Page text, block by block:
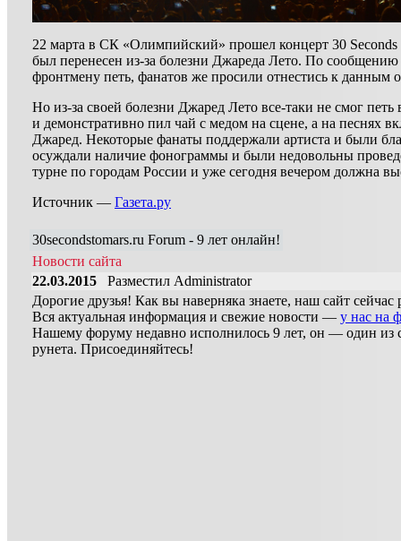
22 марта в СК «Олимпийский» прошел концерт 30
был перенесен из-за болезни Джареда Лето. По
фронтмену петь, фанатов же просили отнестись к данным
Но из-за своей болезни Джаред Лето все-таки не смог
и демонстративно пил чай с медом на сцене, а на песнях
Джаред. Некоторые фанаты поддержали артиста и были
осуждали наличие фонограммы и были недовольны
турне по городам России и уже сегодня вечером должна
Источник — Газета.ру
30secondstomars.ru Forum - 9 лет онлайн!
Новости сайта
22.03.2015 Разместил Administrator
Дорогие друзья! Как вы наверняка знаете, наш сайт сейчас
Вся актуальная информация и свежие новости — у нас на
Нашему форуму недавно исполнилось 9 лет, он — один
рунета. Присоединяйтесь!